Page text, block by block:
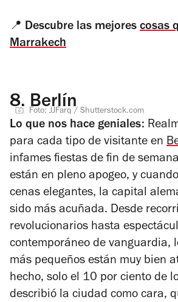
📍 Descubre las mejores cosas
Marrakech
8. Berlín
Foto: JJFarq / Shutterstock.com
Lo que nos hace geniales: R
para cada tipo de visitante en
infames fiestas de fin de
están en pleno apogeo, y
cenas elegantes, la capital
sido más acuñada. Desde
revolucionarios hasta
contemporáneo de vanguardia,
más pequeños están muy bien
hecho, solo el 10 por ciento de
describió la ciudad como cara,